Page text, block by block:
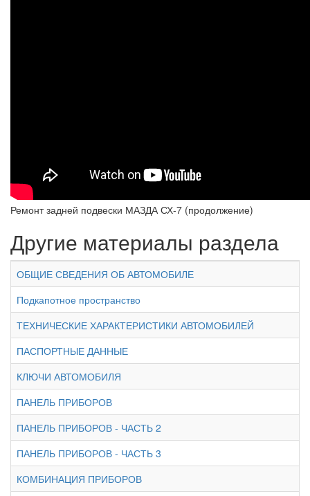
Ремонт задней подвески МАЗДА СХ-7 (продолжение)
Другие материалы раздела
ОБЩИЕ СВЕДЕНИЯ ОБ АВТОМОБИЛЕ
Подкапотное пространство
ТЕХНИЧЕСКИЕ ХАРАКТЕРИСТИКИ АВТОМОБИЛЕЙ
ПАСПОРТНЫЕ ДАННЫЕ
КЛЮЧИ АВТОМОБИЛЯ
ПАНЕЛЬ ПРИБОРОВ
ПАНЕЛЬ ПРИБОРОВ - ЧАСТЬ 2
ПАНЕЛЬ ПРИБОРОВ - ЧАСТЬ 3
КОМБИНАЦИЯ ПРИБОРОВ